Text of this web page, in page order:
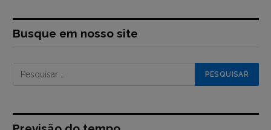
Busque em nosso site